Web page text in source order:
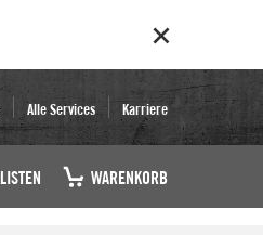
Alle Services Karriere
WARENKORB